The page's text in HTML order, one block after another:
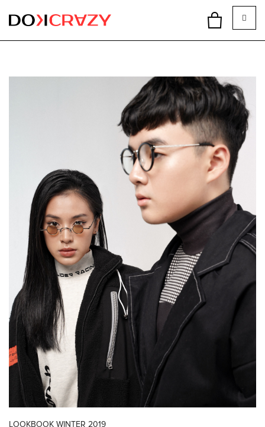
LOOKBOOK WINTER 2019